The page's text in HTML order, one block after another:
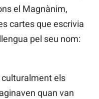
el Magnànim,
cartes que escrivia
pel seu nom:
els
quan van